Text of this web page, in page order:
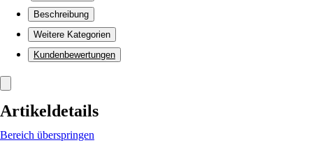
Beschreibung
Weitere Kategorien
Kundenbewertungen
Artikeldetails
Bereich überspringen